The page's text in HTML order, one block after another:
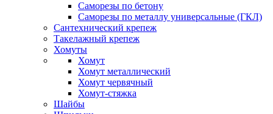
Саморезы по бетону
Саморезы по металлу универсальные (ГКЛ)
Сантехнический крепеж
Такелажный крепеж
Хомуты
Хомут
Хомут металлический
Хомут червячный
Хомут-стяжка
Шайбы